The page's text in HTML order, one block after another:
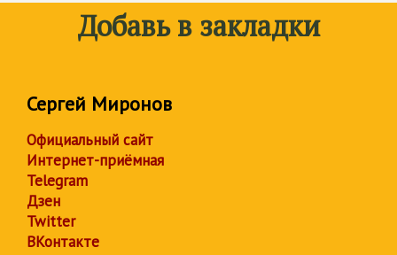
Добавь в закладки
Сергей Миронов
Официальный сайт
Интернет-приёмная
Telegram
Дзен
Twitter
ВКонтакте